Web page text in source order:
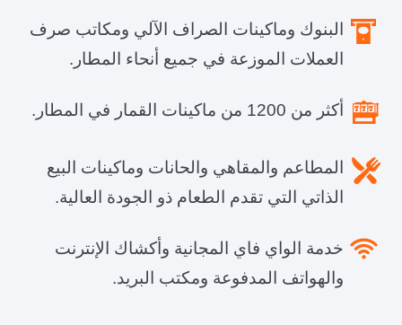
البنوك وماكينات الصراف الآلي ومكاتب صرف
العملات الموزعة في جميع أنحاء المطار.
أكثر من 1200 من ماكينات القمار في المطار.
المطاعم والمقاهي والحانات وماكينات البيع
الذاتي التي تقدم الطعام ذو الجودة العالية.
خدمة الواي فاي المجانية وأكشاك الإنترنت
والهواتف المدفوعة ومكتب البريد.